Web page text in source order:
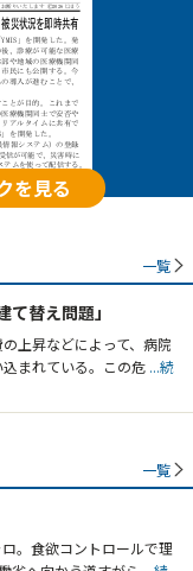
を見る
一覧
替え問題」
上昇などによって、病院
まれている。この危 ...続
一覧
。食欲コントロールで理